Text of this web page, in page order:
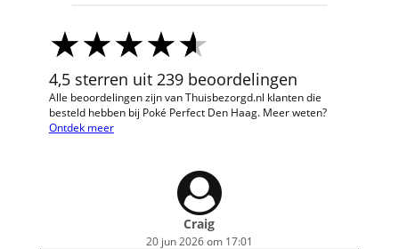
4,5 sterren uit 239 beoordelingen
Alle beoordelingen zijn van Thuisbezorgd.nl klanten die
besteld hebben bij Poké Perfect Den Haag. Meer weten?
Ontdek meer
Craig
20 jun 2026 om 17:01